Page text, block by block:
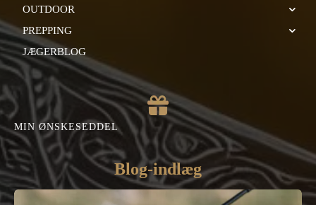
OUTDOOR
PREPPING
JÆGERBLOG
MIN ØNSKESEDDEL
Blog-indlæg